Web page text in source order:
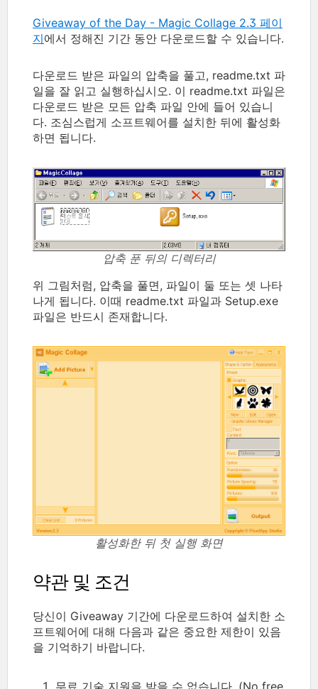
Giveaway of the Day - Magic Collage 2.3 페이
지에서 정해진 기간 동안 다운로드할 수 있습니다.
다운로드 받은 파일의 압축을 풀고, readme.txt 파
일을 잘 읽고 실행하십시오. 이 readme.txt 파일은
다운로드 받은 모든 압축 파일 안에 들어 있습니
다. 조심스럽게 소프트웨어를 설치한 뒤에 활성화
하면 됩니다.
압축 푼 뒤의 디렉터리
위 그림처럼, 압축을 풀면, 파일이 둘 또는 셋 나타
나게 됩니다. 이때 readme.txt 파일과 Setup.exe
파일은 반드시 존재합니다.
활성화한 뒤 첫 실행 화면
약관 및 조건
당신이 Giveaway 기간에 다운로드하여 설치한 소
프트웨어에 대해 다음과 같은 중요한 제한이 있음
을 기억하기 바랍니다.